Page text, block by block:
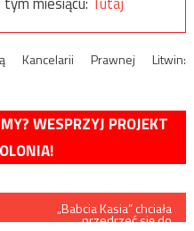
Kancelarii Prawnej Litwin:
WESPRZYJ PROJEKT
„Babcia Kasia” chciała
przedrzeć się do